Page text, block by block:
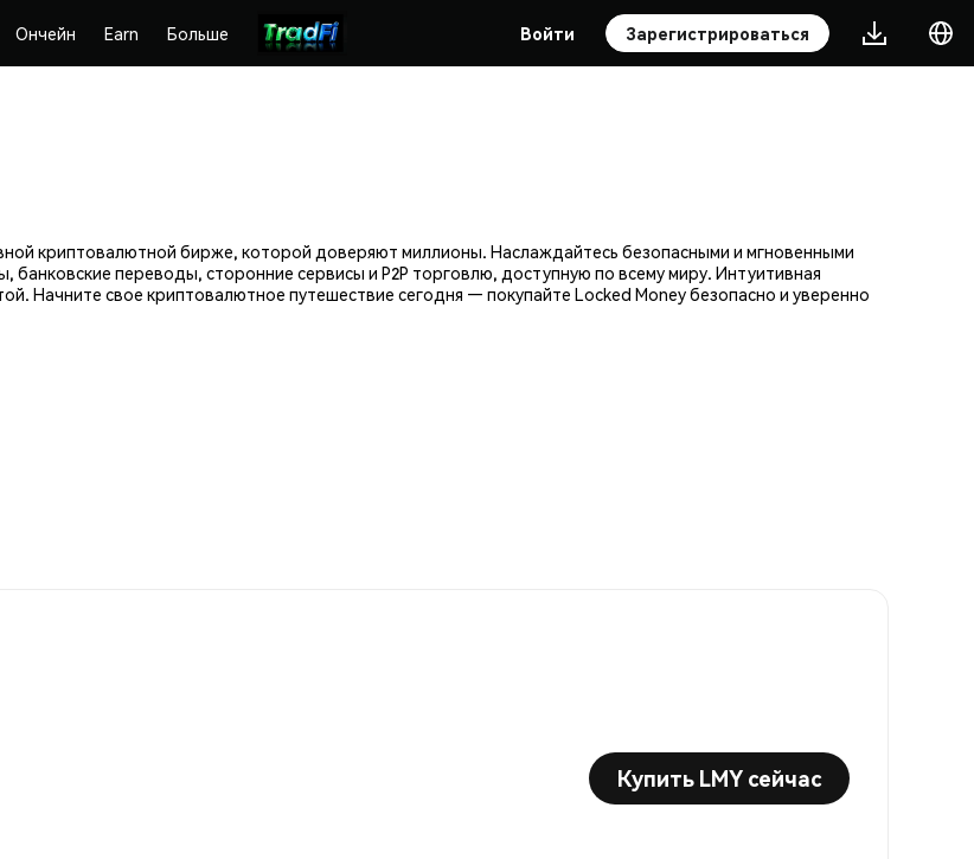
Ончейн Earn Больше Войти Зарегистрироваться
криптовалютной бирже, которой доверяют миллионы. Наслаждайтесь безопасными и мгновенными
банковские переводы, сторонние сервисы и P2P торговлю, доступную по всему миру. Интуитивная
Начните свое криптовалютное путешествие сегодня — покупайте Locked Money безопасно и уверенно
Купить LMY сейчас